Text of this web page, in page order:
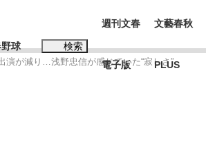
球 検索
週刊文春
電子版
文藝春秋
PLUS
演が減り…浅野忠信が感じていた“寂しさ”